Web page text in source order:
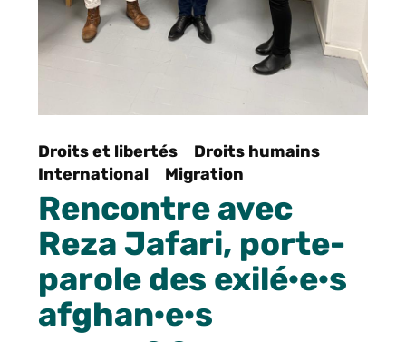
Droits et libertés
Droits humains
International
Migration
Rencontre avec
Reza Jafari, porte-
parole des exilé·e·s
afghan·e·s